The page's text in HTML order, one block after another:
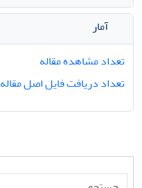
آمار
تعداد مشاهده مقاله
تعداد دریافت فایل اصل مقاله